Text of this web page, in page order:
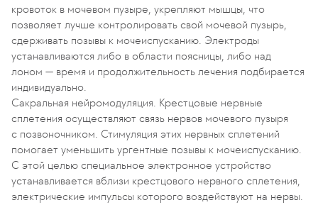
кровоток в мочевом пузыре, укрепляют мышцы, что
позволяет лучше контролировать свой мочевой пузырь,
сдерживать позывы к мочеиспусканию. Электроды
устанавливаются либо в области поясницы, либо над
лоном — время и продолжительность лечения подбирается
индивидуально.
Сакральная нейромодуляция. Крестцовые нервные
сплетения осуществляют связь нервов мочевого пузыря
с позвоночником. Стимуляция этих нервных сплетений
помогает уменьшить ургентные позывы к мочеиспусканию.
С этой целью специальное электронное устройство
устанавливается вблизи крестцового нервного сплетения,
электрические импульсы которого воздействуют на нервы.